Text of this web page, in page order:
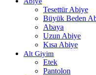
Tesettür Abiye
Büyük Beden
Abaya
Uzun Abiye
Kısa Abiye
Alt Giyim
Etek
Pantolon